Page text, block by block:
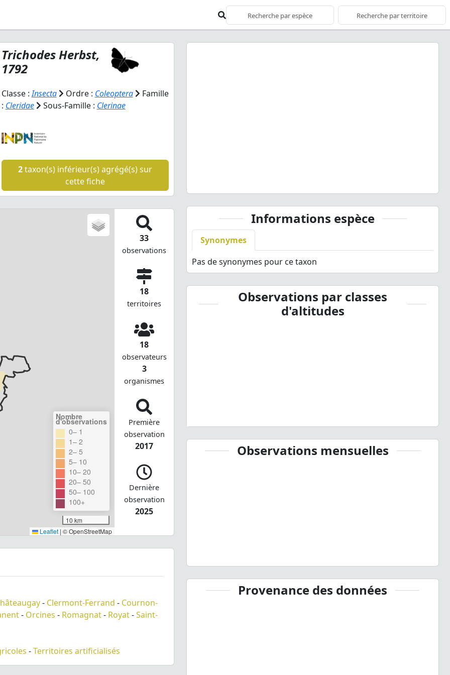
TrichodesHerbst,
1792
Classe :Insecta Ordre : Coleoptera
Famille
: Cleridae Sous-Famille : Clerinae
2taxon(s) inférieur(s) agrégé(s) sur
cette fiche
Nombre
d'observations
0– 1
1– 2
2– 5
5– 10
10– 20
20– 50
50– 100
100+
10 km
Leaflet | © OpenStreetMap
33
observations
18
territoires
18
observateurs
3
organismes
Première
observation
2017
Dernière
observation
2025
- Clermont-Ferrand - Cournon-
- Orcines - Romagnat- Royat-Saint-
-Territoires artificialisés
Informations espèce
Synonymes
Pas de synonymes pour ce taxon
Observations par classes
d'altitudes
Observations mensuelles
Provenance des données